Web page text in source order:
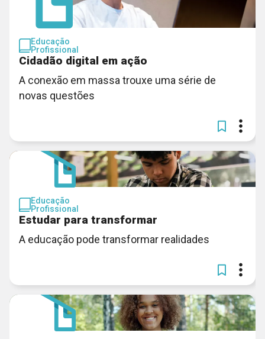
Educação
Profissional
Cidadão digital em ação
A conexão em massa trouxe uma série de
novas questões
Educação
Profissional
Estudar para transformar
A educação pode transformar realidades